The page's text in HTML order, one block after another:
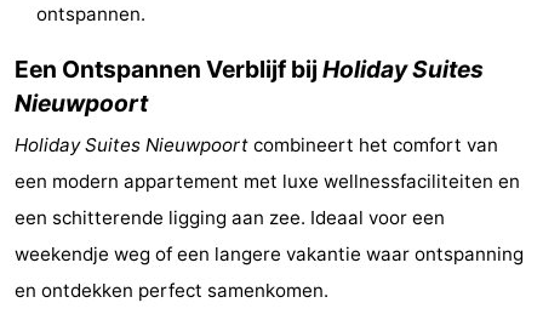
West-
Vlaanderen
-
Gent
-
Kust
-
ontspannen.
Een Ontspannen Verblijf bij Holiday Suites
Nieuwpoort
Holiday Suites Nieuwpoort combineert het comfort van
een modern appartement met luxe wellnessfaciliteiten en
een schitterende ligging aan zee. Ideaal voor een
weekendje weg of een langere vakantie waar ontspanning
en ontdekken perfect samenkomen.